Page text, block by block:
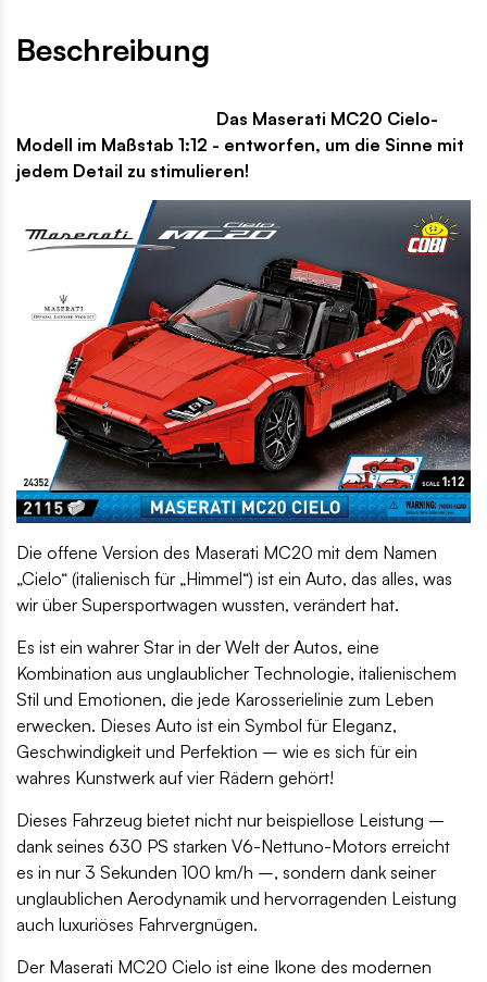
Beschreibung
Das Maserati MC20 Cielo-
Modell im Maßstab 1:12 - entworfen, um die Sinne mit
jedem Detail zu stimulieren!
Die offene Version des Maserati MC20 mit dem Namen
„Cielo“ (italienisch für „Himmel“) ist ein Auto, das alles, was
wir über Supersportwagen wussten, verändert hat.
Es ist ein wahrer Star in der Welt der Autos, eine
Kombination aus unglaublicher Technologie, italienischem
Stil und Emotionen, die jede Karosserielinie zum Leben
erwecken. Dieses Auto ist ein Symbol für Eleganz,
Geschwindigkeit und Perfektion – wie es sich für ein
wahres Kunstwerk auf vier Rädern gehört!
Dieses Fahrzeug bietet nicht nur beispiellose Leistung –
dank seines 630 PS starken V6-Nettuno-Motors erreicht
es in nur 3 Sekunden 100 km/h –, sondern dank seiner
unglaublichen Aerodynamik und hervorragenden Leistung
auch luxuriöses Fahrvergnügen.
Der Maserati MC20 Cielo ist eine Ikone des modernen